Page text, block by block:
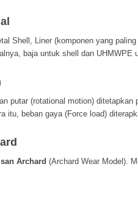
Shell Liner (komponen yang
baja untuk shell dan UHMWPE
putar (rotational motion) ditetapkan
itu, beban gaya (Force load)
Archard (Archard Wear Model).